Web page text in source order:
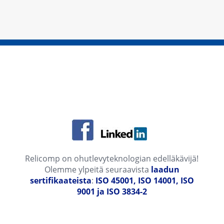
Relicomp on ohutlevyteknologian edelläkävijä!
Olemme ylpeitä seuraavista laadun
sertifikaateista: ISO 45001, ISO 14001, ISO
9001 ja ISO 3834-2